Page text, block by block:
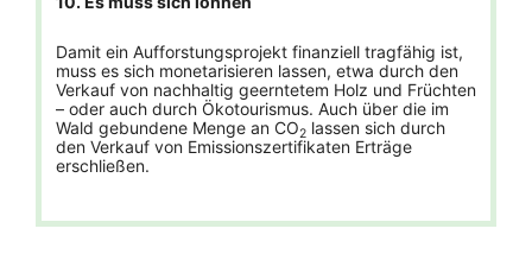
Damit ein Aufforstungsprojekt finanziell tragfähig ist,
muss es sich monetarisieren lassen, etwa durch den
Verkauf von nachhaltig geerntetem Holz und Früchten
– oder auch durch Ökotourismus. Auch über die im
Wald gebundene Menge an CO2 lassen sich durch
den Verkauf von Emissionszertifikaten Erträge
erschließen.